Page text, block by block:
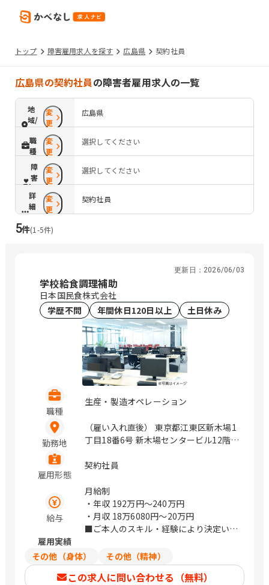
トップ 障害雇用求人を探す 広島県 契約社員
広島県の契約社員の障害者雇用求人の一覧
地
域/
路
線
変
更
広島県
職
種
変
更
選択してください
障
害
配
慮
変
更
選択してください
詳
細
条
件
変
更
契約社員
5件(1 -5件)
更新日： 2026/06/03
学校給食調理補助
日本国民食株式会社
学歴不問
年間休日120日以上 土日休み
職種
生産・製造オペレーション
勤務地
（雇い入れ直後） 東京都江東区新木場1
丁目18番6号 新木場センタービル12階 /
雇用形態
契約社員
給与
月給制
・年収 192万円〜240万円
・月収 18万6080円〜20万円
■ご本人のスキル・経験により決定いた
雇用実績
その他（身体）
その他（精神）
この求人に問い合わせる（無料）